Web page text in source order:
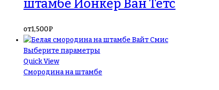
штамбе Йонкер Ван Тетс
от1,500₽
Выберите параметры
Quick View
Смородина на штамбе